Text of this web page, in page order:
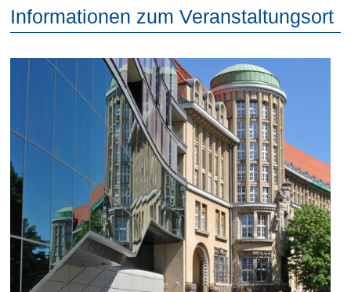
Informationen zum Veranstaltungsort